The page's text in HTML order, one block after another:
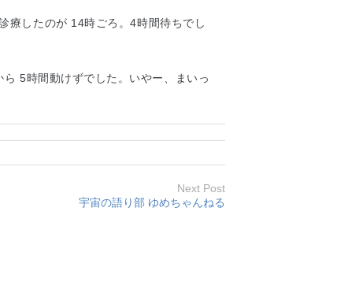
療したのが 14時ごろ。4時間待ちでし
5時間動けずでした。いやー、まいっ
Next Post
宇宙の語り部 ゆめちゃんねる